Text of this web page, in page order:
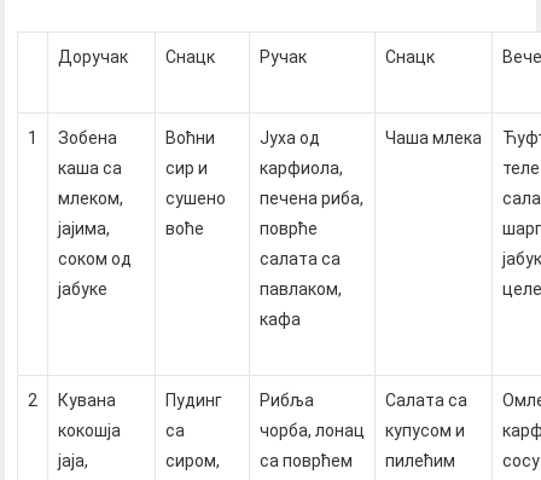
Доручак Снацк Ручак Снацк
1
Зобена
каша са
млеком,
јајима,
соком од
јабуке
Воћни
сир и
сушено
воће
Јуха од
карфиола,
печена риба,
поврће
салата са
павлаком,
кафа
Чаша млека
2
Кувана
кокошја
јаја,
Пудинг
са
сиром,
Рибља
чорба, лонац
са поврћем
Салата са
купусом и
пилећим